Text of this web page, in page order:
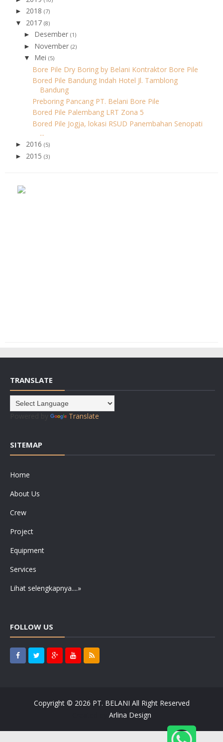
► 2018 (7)
▼ 2017 (8)
► Desember (1)
► November (2)
▼ Mei (5)
Bore Pile Dry Boring by Belani Kontraktor Bore Pile
Bored Pile Bandung Indah Hotel Jl. Tamblong
Bandung
Preboring Pancang PT. Belani Bore Pile
Bored Pile Palembang LRT Zona 5
Bored Pile Jogja, lokasi RSUD Panembahan Senopati
...
► 2016 (5)
► 2015 (3)
TRANSLATE
Translate
SITEMAP
Home
About Us
Crew
Project
Equipment
Services
Lihat selengkapnya....»
FOLLOW US
Copyright © 2026 PT. BELANI All Right Reserved
Arlina Design